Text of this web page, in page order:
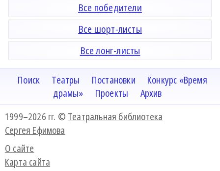
Все победители
Все шорт-листы
Все лонг-листы
Поиск Театры Постановки
Конкурс «Время
драмы»
Проекты
Архив
1999–2026 гг. © Театральная библиотека
Сергея Ефимова
О сайте
Карта сайта